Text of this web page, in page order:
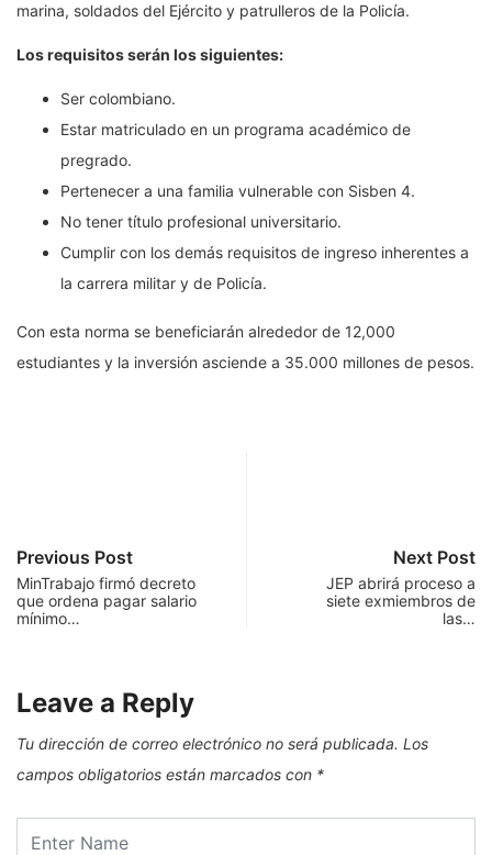
marina, soldados del Ejército y patrulleros de la Policía.
Los requisitos serán los siguientes:
Ser colombiano.
Estar matriculado en un programa académico de
pregrado.
Pertenecer a una familia vulnerable con Sisben 4.
No tener título profesional universitario.
Cumplir con los demás requisitos de ingreso inherentes a
la carrera militar y de Policía.
Con esta norma se beneficiarán alrededor de 12,000
estudiantes y la inversión asciende a 35.000 millones de pesos.
Previous Post
MinTrabajo firmó decreto
que ordena pagar salario
mínimo…
Next Post
JEP abrirá proceso a
siete exmiembros de
las…
Leave a Reply
Tu dirección de correo electrónico no será publicada. Los
campos obligatorios están marcados con *